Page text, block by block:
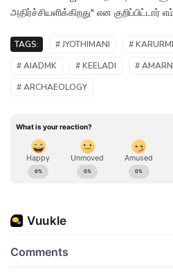
அதிர்ச்சியளிக்கிறது" என குறிப்பிட்டார்
TAGS: # JYOTHIMANI #
# AIADMK
# KEELADI
#
# ARCHAEOLOGY